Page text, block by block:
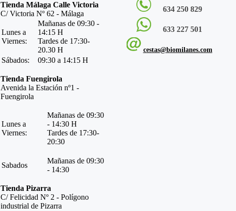
Tienda Málaga Calle Victoria
C/ Victoria Nº 62 - Málaga
Lunes a
Viernes:
Mañanas de 09:30 -
14:15 H
Tardes de 17:30-
20.30 H
Sábados:
09:30 a 14:15 H
Tienda Fuengirola
Avenida la Estación nº1 -
Fuengirola
Lunes a
Viernes:
Mañanas de 09:30
- 14:30 H
Tardes de 17:30-
20:30
Sabados
Mañanas de 09:30
- 14:30
Tienda Pizarra
C/ Felicidad Nº 2 - Polígono
industrial de Pizarra
634 250 829
633 227 501
cestas@biomilanes.com